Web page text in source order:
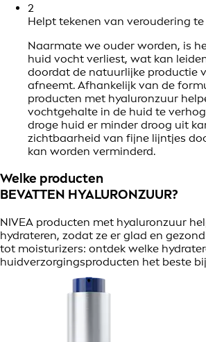
2
Helpt tekenen van veroudering
Naarmate we ouder worden, is
huid vocht verliest, wat kan
doordat de natuurlijke productie
afneemt. Afhankelijk van de
producten met hyaluronzuur
vochtgehalte in de huid te
droge huid er minder droog uit
zichtbaarheid van fijne lijntjes
kan worden verminderd.
Welke producten
BEVATTEN HYALURONZUUR?
NIVEA producten met hyaluronzuur
hydrateren, zodat ze er glad en
tot moisturizers: ontdek welke
huidverzorgingsproducten het beste